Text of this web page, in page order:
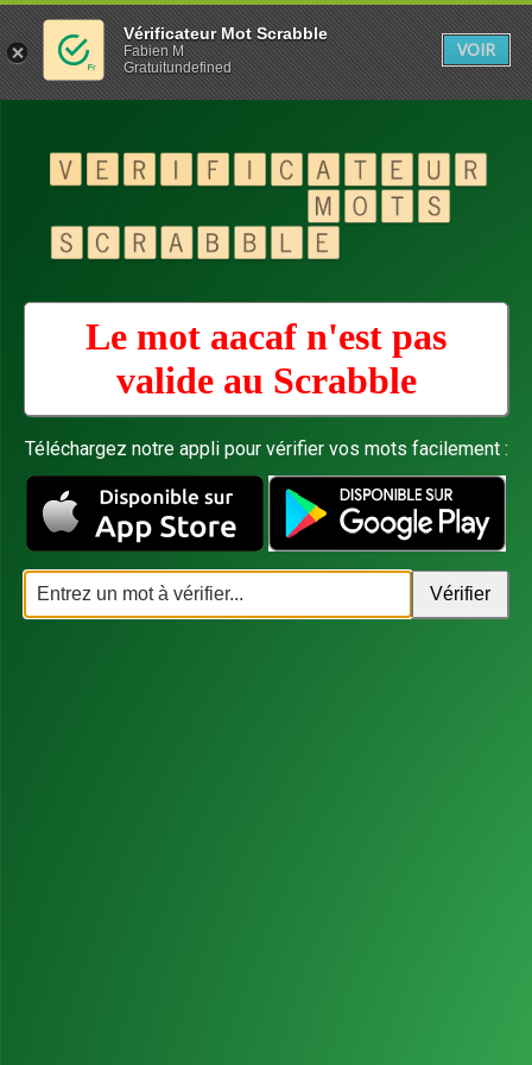
Le mot aacaf n'est pas
valide au Scrabble
Téléchargez notre appli pour vérifier vos mots facilement :
Vérificateur Mot Scrabble
Fabien M
Gratuitundefined
VOIR